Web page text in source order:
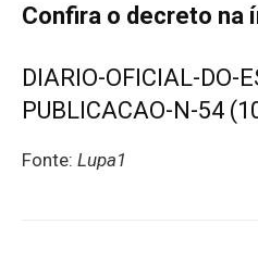
Confira o decreto na
DIARIO-OFICIAL-DO-
PUBLICACAO-N-54
Fonte: Lupa1